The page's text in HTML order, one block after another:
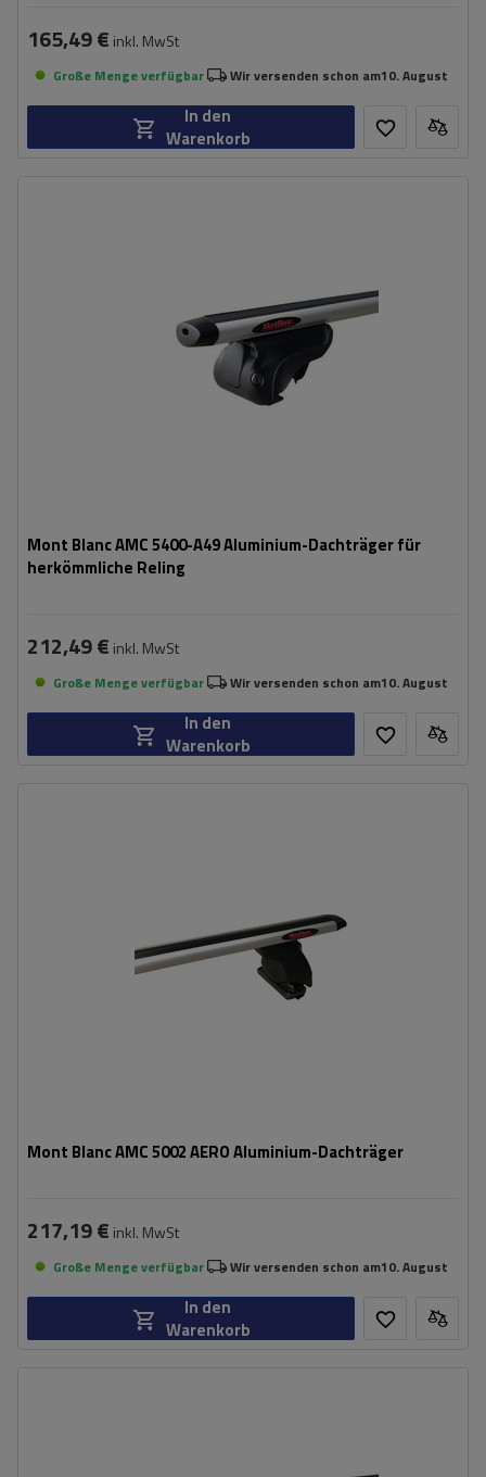
165,49 € inkl. MwSt
Große Menge verfügbar Wir versenden schon am10. August
In den
Warenkorb
Mont Blanc AMC 5400-A49 Aluminium-Dachträger für
herkömmliche Reling
212,49 € inkl. MwSt
Große Menge verfügbar Wir versenden schon am10. August
In den
Warenkorb
Mont Blanc AMC 5002 AERO Aluminium-Dachträger
217,19 € inkl. MwSt
Große Menge verfügbar Wir versenden schon am10. August
In den
Warenkorb